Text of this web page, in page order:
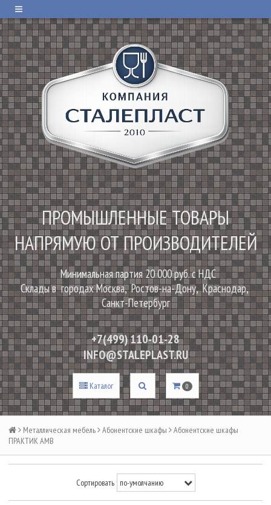
ПРОМЫШЛЕННЫЕ ТОВАРЫ
НАПРЯМУЮ ОТ ПРОИЗВОДИТЕЛЕЙ
Минимальная партия 20 000 руб. с НДС
Склады в городах Москва, Ростов-на-Дону, Краснодар,
Санкт-Петербург
+7(499) 110-01-28
INFO@STALEPLAST.RU
Каталог 0
Металлическая мебель Абонентские шкафы
Абонентские шкафы
ПРАКТИК AMB
Сортировать